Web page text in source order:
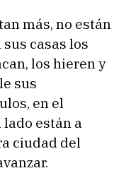
más, no están
casas los
los hieren y
sus
en el
están a
ciudad del